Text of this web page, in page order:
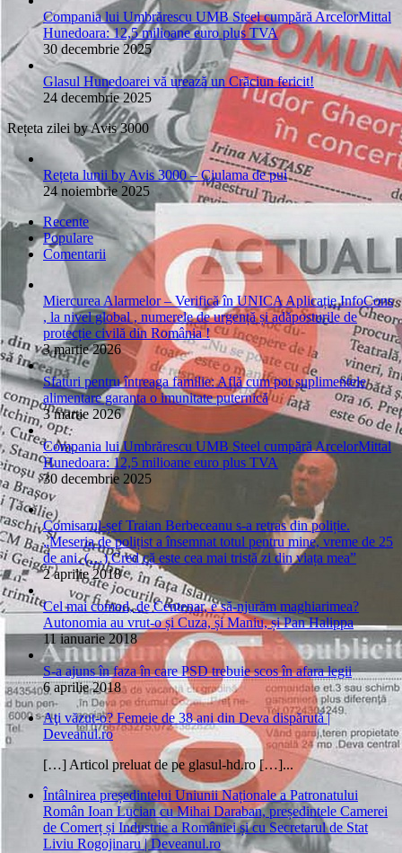
Compania lui Umbrărescu UMB Steel cumpără ArcelorMittal
Hunedoara: 12,5 milioane euro plus TVA
30 decembrie 2025
Glasul Hunedoarei vă urează un Crăciun fericit!
24 decembrie 2025
Rețeta zilei by Avis 3000
Rețeta lunii by Avis 3000 – Ciulama de pui
24 noiembrie 2025
Recente
Populare
Comentarii
Miercurea Alarmelor – Verifică în UNICA Aplicație InfoCons
, la nivel global , numerele de urgență și adăposturile de
protecție civilă din România !
3 martie 2026
Sfaturi pentru întreaga familie: Află cum pot suplimentele
alimentare garanta o imunitate puternică
3 martie 2026
Compania lui Umbrărescu UMB Steel cumpără ArcelorMittal
Hunedoara: 12,5 milioane euro plus TVA
30 decembrie 2025
Comisarul-șef Traian Berbeceanu s-a retras din poliție.
„Meseria de polițist a însemnat totul pentru mine, vreme de 25
de ani. (…) Cred că este cea mai tristă zi din viața mea”
2 aprilie 2018
Cel mai comod, de Centenar, e să-njurăm maghiarimea?
Autonomia au vrut-o și Cuza, și Maniu, și Pan Halippa
11 ianuarie 2018
S-a ajuns în faza în care PSD trebuie scos în afara legii
6 aprilie 2018
Aţi văzut-o? Femeie de 38 ani din Deva dispărută |
Deveanul.ro
[…] Articol preluat de pe glasul-hd.ro […]...
Întâlnirea președintelui Uniunii Naționale a Patronatului
Român Ioan Lucian cu Mihai Daraban, președintele Camerei
de Comerț și Industrie a României și cu Secretarul de Stat
Liviu Rogojinaru | Deveanul.ro